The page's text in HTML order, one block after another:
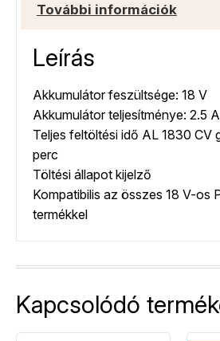
További információk
Leírás
Akkumulátor feszültsége: 18 V
Akkumulátor teljesítménye: 2.5
Teljes feltöltési idő AL 1830 CV
perc
Töltési állapot kijelző
Kompatibilis az összes 18 V-os
termékkel
Kapcsolódó